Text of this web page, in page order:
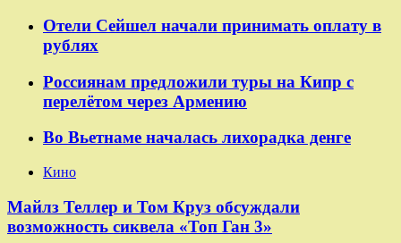
Отели Сейшел начали принимать оплату в
рублях
Россиянам предложили туры на Кипр с
перелётом через Армению
Во Вьетнаме началась лихорадка денге
Кино
Майлз Теллер и Том Круз обсуждали
возможность сиквела «Топ Ган 3»